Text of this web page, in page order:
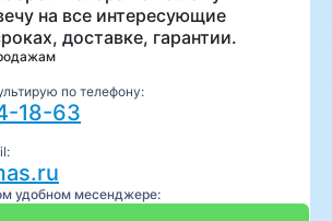
на все интересующие
доставке, гарантии.
по телефону:
18-63
удобном месенджере: